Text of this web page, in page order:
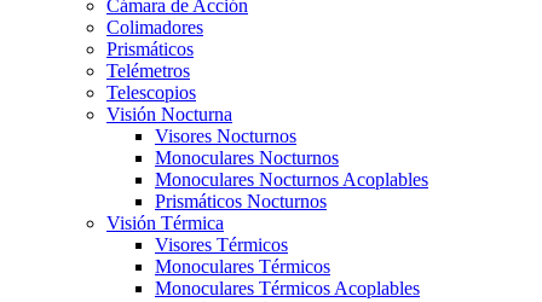
Cámara de Acción
Colimadores
Prismáticos
Telémetros
Telescopios
Visión Nocturna
Visores Nocturnos
Monoculares Nocturnos
Monoculares Nocturnos Acoplables
Prismáticos Nocturnos
Visión Térmica
Visores Térmicos
Monoculares Térmicos
Monoculares Térmicos Acoplables